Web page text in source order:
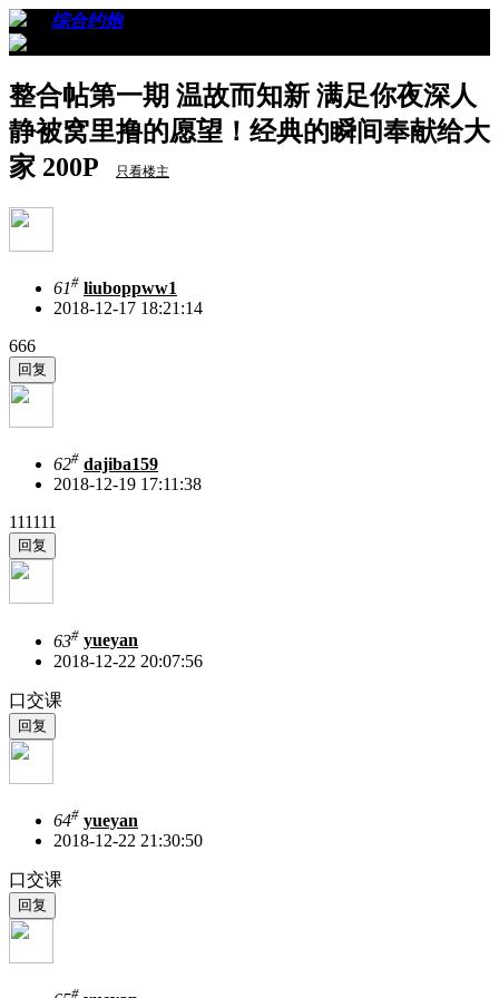
综合约炮
整合帖第一期 温故而知新 满足你夜深人
静被窝里撸的愿望！经典的瞬间奉献给大
家 200P
只看楼主
61# liuboppww1
2018-12-17 18:21:14
666
62# dajiba159
2018-12-19 17:11:38
111111
63# yueyan
2018-12-22 20:07:56
口交课
64# yueyan
2018-12-22 21:30:50
口交课
#